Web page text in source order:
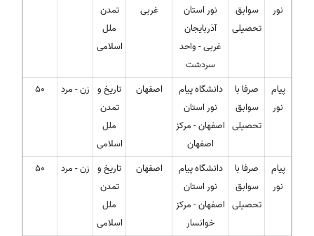
نور
سوابق
تحصیلی
نور استان
آذربایجان
غربی - واحد
سردشت
غربی
تمدن
ملل
اسلامی
پیام
نور
صرفا با
سوابق
تحصیلی
دانشگاه پیام
نور استان
اصفهان - مرکز
اصفهان
اصفهان
تاریخ و
تمدن
ملل
اسلامی
زن - مرد 50
پیام
نور
صرفا با
سوابق
تحصیلی
دانشگاه پیام
نور استان
اصفهان - مرکز
خوانسار
اصفهان
تاریخ و
تمدن
ملل
اسلامی
زن - مرد 50